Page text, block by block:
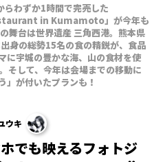
わずか1時間で完売した
in Kumamoto」が今年も
舞台は世界遺産 三角西港。熊本県
身の総勢15名の食の精鋭が、食品
に宇城の豊かな海、山の食材を使
そして、今年は会場までの移動に
」が付いたプランも！
ウキ
でも映えるフォトジ